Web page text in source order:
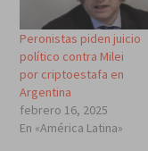
Peronistas piden juicio
político contra Milei
por criptoestafa en
Argentina
febrero 16, 2025
En «América Latina»